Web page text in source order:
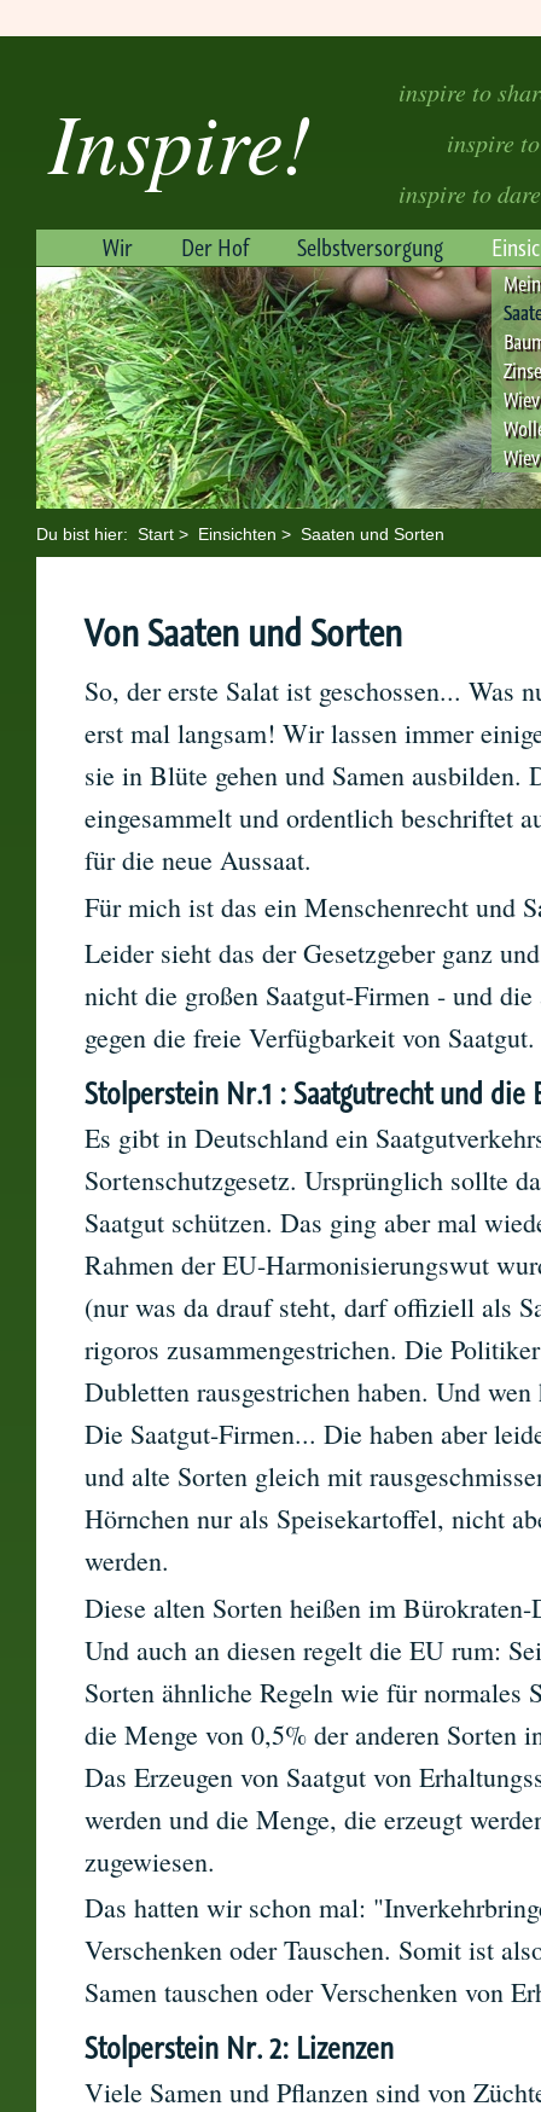
Inspire!
inspire to
inspire
inspire to dare
Wir Der Hof Selbstversorgung
Du bist hier: Start > Einsichten > Saaten und Sorten
Von Saaten und Sorten
So, der erste Salat ist geschossen... Was
erst mal langsam! Wir lassen immer
sie in Blüte gehen und Samen ausbilden.
eingesammelt und ordentlich beschriftet
für die neue Aussaat.
Für mich ist das ein Menschenrecht und
Leider sieht das der Gesetzgeber ganz
nicht die großen Saatgut-Firmen - und
gegen die freie Verfügbarkeit von Saatgut.
Stolperstein Nr.1 : Saatgutrecht und die
Es gibt in Deutschland ein
Sortenschutzgesetz. Ursprünglich sollte
Saatgut schützen. Das ging aber mal
Rahmen der EU-Harmonisierungswut
(nur was da drauf steht, darf offiziell als
rigoros zusammengestrichen. Die
Dubletten rausgestrichen haben. Und
Die Saatgut-Firmen... Die haben aber
und alte Sorten gleich mit
Hörnchen nur als Speisekartoffel, nicht
werden.
Diese alten Sorten heißen im
Und auch an diesen regelt die EU rum:
Sorten ähnliche Regeln wie für normales
die Menge von 0,5% der anderen Sorten
Das Erzeugen von Saatgut von
werden und die Menge, die erzeugt
zugewiesen.
Das hatten wir schon mal:
Verschenken oder Tauschen. Somit ist
Samen tauschen oder Verschenken von
Stolperstein Nr. 2: Lizenzen
Viele Samen und Pflanzen sind von